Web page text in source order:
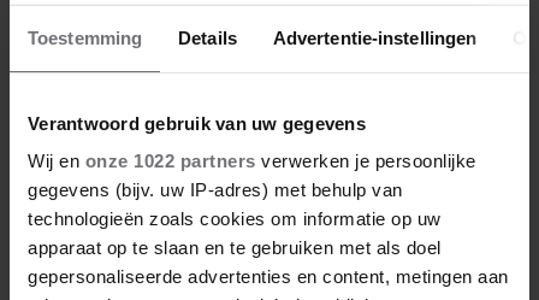
Toestemming Details Advertentie-instellingen
Verantwoord gebruik van uw gegevens
Wij en onze 1022 partners verwerken je persoonlijke
gegevens (bijv. uw IP-adres) met behulp van
technologieën zoals cookies om informatie op uw
apparaat op te slaan en te gebruiken met als doel
gepersonaliseerde advertenties en content, metingen aan
Denise Delgado
Denise is een creatieve freelance journalist sinds
de Haagse Hogeschool en Journalistiek aan KU
het creëren van content en is een enthousiast,
nieuwsgierig en vriendelijk persoon met een
enorme wanderlust. Naast haar passie voor
reizen, is ze gek op vechtsport, muziek, wijn en
fietsen in de natuur.